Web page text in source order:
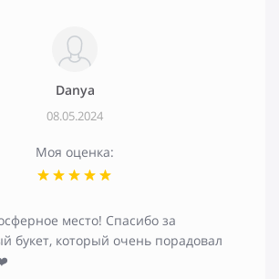
Danya
08.05.2024
Моя оценка:
место! Спасибо за
букет, который очень порадовал